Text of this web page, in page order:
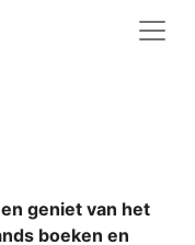
geniet van het
boeken en